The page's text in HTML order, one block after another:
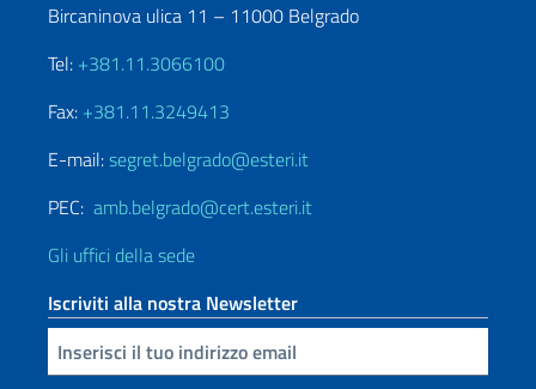
Bircaninova ulica 11 – 11000 Belgrado
Tel: +381.11.3066100
Fax: +381.11.3249413
E-mail:segret.belgrado@esteri.it
PEC: amb.belgrado@cert.esteri.it
Gli uffici della sede
Iscriviti alla nostra Newsletter
Inserisci la tua email